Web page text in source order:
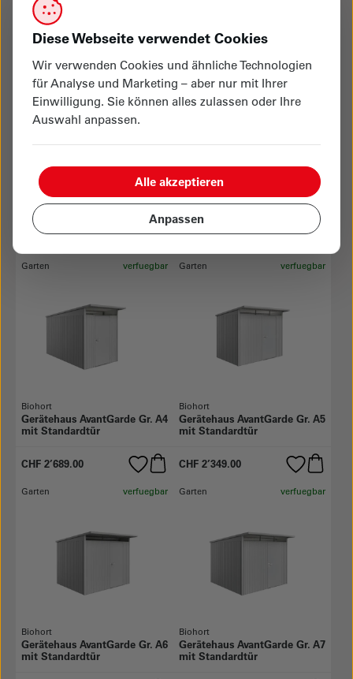
CHF 3’609.00
Garten verfuegbar
Biohort
Gerätehaus AvantGarde Gr. A2
mit Standardtür
CHF 2’119.00
Garten
Biohort
Gerätehaus AvantGarde Gr. A3
mit Standardtür
CHF 2’349.00
Garten verfuegbar
Biohort
Gerätehaus AvantGarde Gr. A4
mit Standardtür
CHF 2’689.00
Garten verfuegbar
Biohort
Gerätehaus AvantGarde Gr. A5
mit Standardtür
CHF 2’349.00
Garten verfuegbar
Biohort
Gerätehaus AvantGarde Gr. A6
mit Standardtür
Garten verfuegbar
Biohort
Gerätehaus AvantGarde Gr. A7
mit Standardtür
Diese Webseite verwendet Cookies
Wir verwenden Cookies und ähnliche Technologien
für Analyse und Marketing – aber nur mit Ihrer
Einwilligung. Sie können alles zulassen oder Ihre
Auswahl anpassen.
Anpassen
Alle akzeptieren